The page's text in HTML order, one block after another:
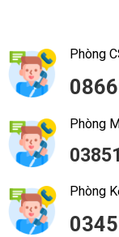
Phòng
Phòng
Phòng